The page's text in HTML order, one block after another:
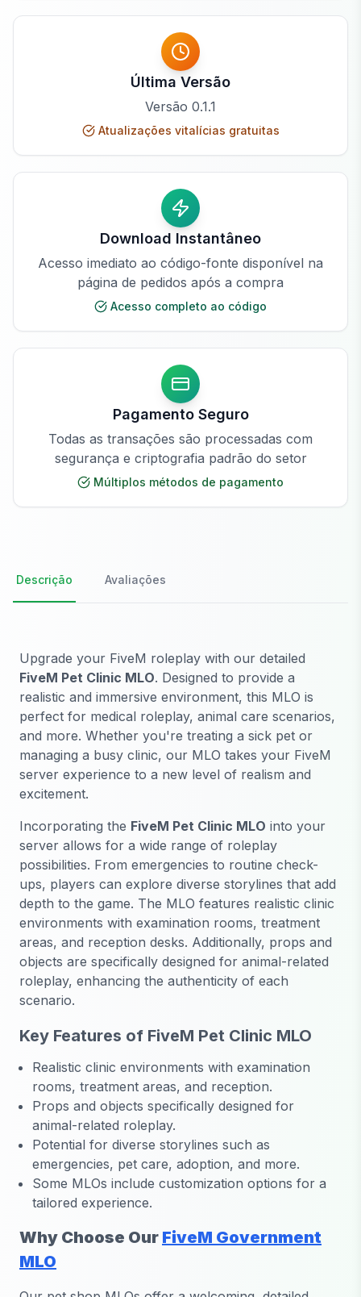
Última Versão
Versão 0.1.1
Atualizações vitalícias gratuitas
Download Instantâneo
Acesso imediato ao código-fonte disponível na
página de pedidos após a compra
Acesso completo ao código
Pagamento Seguro
Todas as transações são processadas com
segurança e criptografia padrão do setor
Múltiplos métodos de pagamento
Descrição Avaliações
Upgrade your FiveM roleplay with our detailed
FiveM Pet Clinic MLO. Designed to provide a
realistic and immersive environment, this MLO is
perfect for medical roleplay, animal care scenarios,
and more. Whether you're treating a sick pet or
managing a busy clinic, our MLO takes your FiveM
server experience to a new level of realism and
excitement.
Incorporating the FiveM Pet Clinic MLO into your
server allows for a wide range of roleplay
possibilities. From emergencies to routine check-
ups, players can explore diverse storylines that add
depth to the game. The MLO features realistic clinic
environments with examination rooms, treatment
areas, and reception desks. Additionally, props and
objects are specifically designed for animal-related
roleplay, enhancing the authenticity of each
scenario.
Key Features of FiveM Pet Clinic MLO
Realistic clinic environments with examination
rooms, treatment areas, and reception.
Props and objects specifically designed for
animal-related roleplay.
Potential for diverse storylines such as
emergencies, pet care, adoption, and more.
Some MLOs include customization options for a
tailored experience.
Why Choose Our FiveM Government
MLO